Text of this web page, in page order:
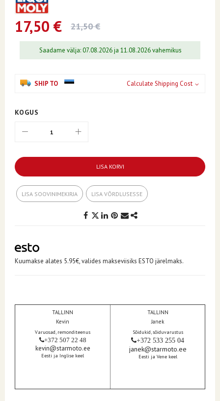
17,50 € 21,50 €
Saadame välja: 07.08.2026 ja 11.08.2026 vahemikus
SHIP TO Calculate Shipping Cost
KOGUS
LISA KORVI
LISA SOOVINIMEKIRJA LISA VÕRDLUSESSE
Kuumakse alates 5.95€, valides makseviisiks ESTO järelmaks.
TALLINN
Kevin
Varuosad, remonditeenus
+372 507 22 48
kevin@starmoto.ee
Eesti ja Inglise keel
TALLINN
Janek
Sõidukid, sõiduvarustus
+372 533 255 04
janek@starmoto.ee
Eesti ja Vene keel